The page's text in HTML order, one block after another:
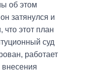
об этом
затянулся и
что этот план
суд
работает